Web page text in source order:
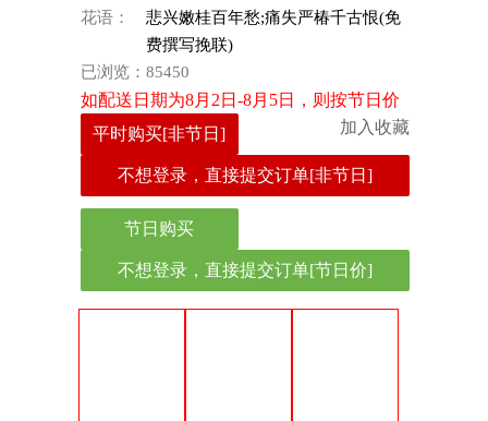
花语：
悲兴嫩桂百年愁;痛失严椿千古恨(免
费撰写挽联)
已浏览： 85450
如配送日期为8月2日-8月5日，则按节日价
平时购买[非节日]
加入收藏
不想登录，直接提交订单[非节日]
节日购买
不想登录，直接提交订单[节日价]